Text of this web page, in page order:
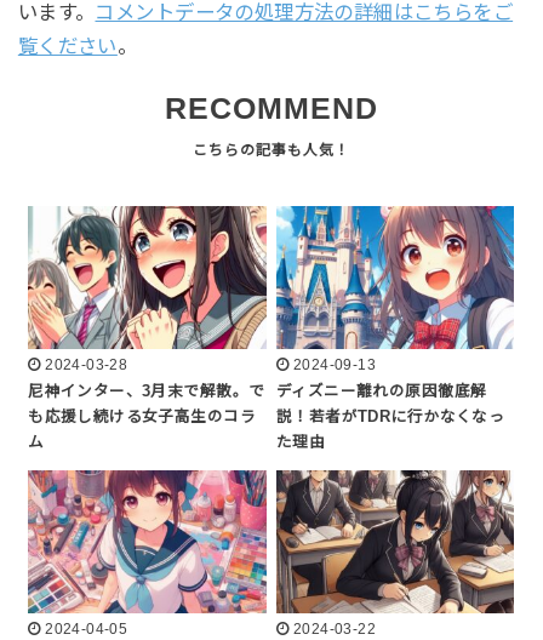
います。 コメントデータの処理方法の詳細はこちらをご
覧ください。
RECOMMEND
2024-03-28
尼神インター、3月末で解散。で
も応援し続ける女子高生のコラ
ム
2024-09-13
ディズニー離れの原因徹底解
説！若者がTDRに行かなくなっ
た理由
2024-04-05
2024-03-22